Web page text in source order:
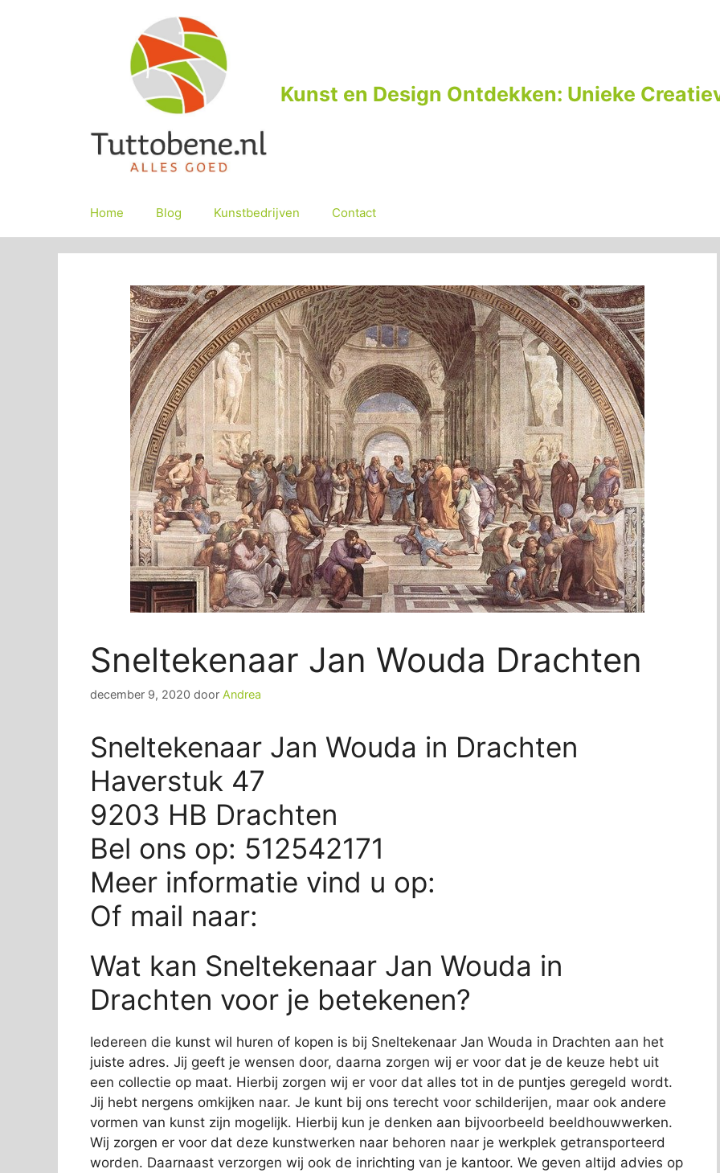
Kunst en Design Ontdekken: Unieke
Home Blog Kunstbedrijven Contact
Sneltekenaar Jan Wouda Drachten
december 9, 2020 door Andrea
Sneltekenaar Jan Wouda in Drachten
Haverstuk 47
9203 HB Drachten
Bel ons op: 512542171
Meer informatie vind u op:
Of mail naar:
Wat kan Sneltekenaar Jan Wouda in
Drachten voor je betekenen?
Iedereen die kunst wil huren of kopen is bij Sneltekenaar Jan Wouda in Drachten aan het
juiste adres. Jij geeft je wensen door, daarna zorgen wij er voor dat je de keuze hebt uit
een collectie op maat. Hierbij zorgen wij er voor dat alles tot in de puntjes geregeld wordt.
Jij hebt nergens omkijken naar. Je kunt bij ons terecht voor schilderijen, maar ook andere
vormen van kunst zijn mogelijk. Hierbij kun je denken aan bijvoorbeeld beeldhouwwerken.
Wij zorgen er voor dat deze kunstwerken naar behoren naar je werkplek getransporteerd
worden. Daarnaast verzorgen wij ook de inrichting van je kantoor. We geven altijd advies op